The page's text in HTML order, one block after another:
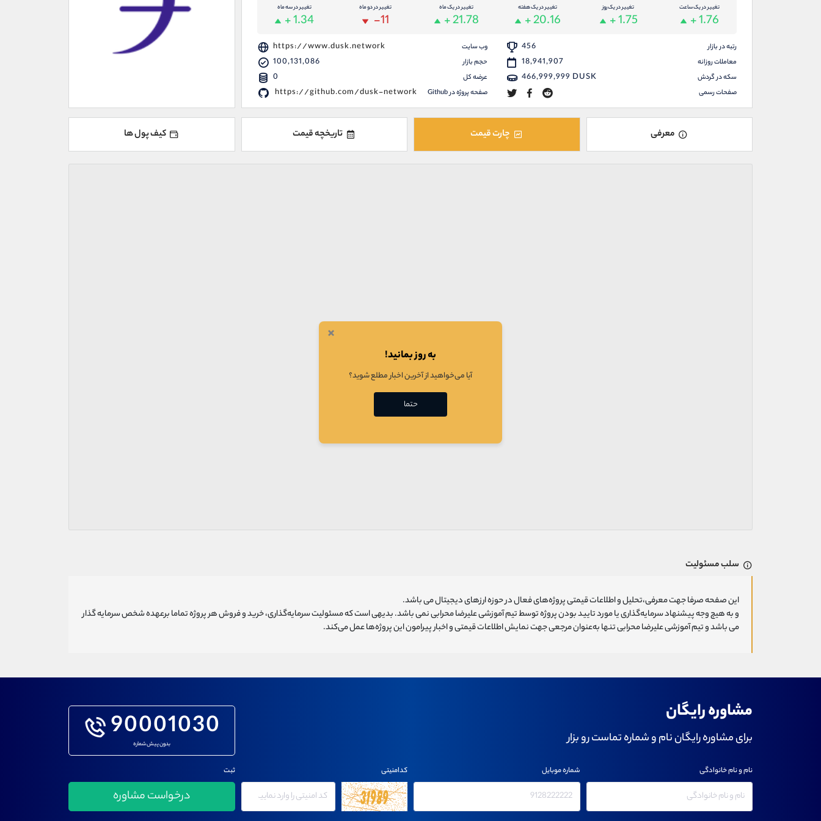
تغییر در یک ساعت
+ 1.76
تغییر در یک روز
+ 1.75
تغییر در یک هفته
+ 20.16
تغییر در یک ماه
+ 21.78
تغییر در دو ماه
-11
تغییر در سه ماه
+ 1.34
رتبه در بازار 456 وب سایت https://www.dusk.network
معاملات روزانه 18,941,907 حجم بازار 100,131,086
سکه در گردش 466,999,999 DUSK عرضه کل 0
صفحات رسمی صفحه پروژه در Github https://github.com/dusk-network
معرفی چارت قیمت تاریخچه قیمت کیف پول ها
سلب مسئولیت
این صفحه صرفا جهت معرفی،تحلیل و اطلاعات قیمتی پروژه‌های فعال در حوزه ارزهای دیجیتال می باشد.
و به هیچ وجه پیشنهاد سرمایه‌گذاری یا مورد تایید بودن پروژه توسط تیم آموزشی علیرضا محرابی نمی باشد. بدیهی است که مسئولیت سرمایه‌گذاری، خرید و فروش هر پروژه تماما برعهده شخص سرمایه گذار
می باشد و تیم آموزشی علیرضا محرابی تنها به‌عنوان مرجعی جهت نمایش اطلاعات قیمتی و اخبار پیرامون این پروژه‌‌ها عمل می‌کند.
مشاوره رایگان
برای مشاوره رایگان نام و شماره تماست رو بزار 90001030
بدون پیش شماره
نام و نام خانوادگی شماره موبایل کدامنیتی ثبت
×
به روز بمانید!
آیا می‌خواهید از آخرین اخبار مطلع شوید؟
حتما